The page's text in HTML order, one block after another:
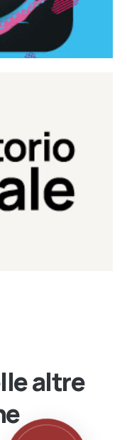
de Filippo
altre